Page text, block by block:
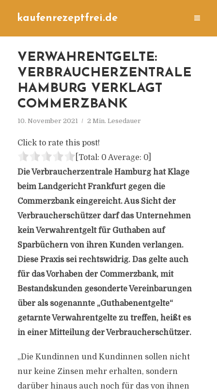
kaufenrezeptfrei.de
VERWAHRENTGELTE:
VERBRAUCHERZENTRALE
HAMBURG VERKLAGT
COMMERZBANK
10. November 2021 2 Min. Lesedauer
Click to rate this post!
[Total: 0 Average: 0]
Die Verbraucherzentrale Hamburg hat Klage
beim Landgericht Frankfurt gegen die
Commerzbank eingereicht. Aus Sicht der
Verbraucherschützer darf das Unternehmen
kein Verwahrentgelt für Guthaben auf
Sparbüchern von ihren Kunden verlangen.
Diese Praxis sei rechtswidrig. Das gelte auch
für das Vorhaben der Commerzbank, mit
Bestandskunden gesonderte Vereinbarungen
über als sogenannte „Guthabenentgelte“
getarnte Verwahrentgelte zu treffen, heißt es
in einer Mitteilung der Verbraucherschützer.
„Die Kundinnen und Kundinnen sollen nicht
nur keine Zinsen mehr erhalten, sondern
darüber hinaus auch noch für das von ihnen